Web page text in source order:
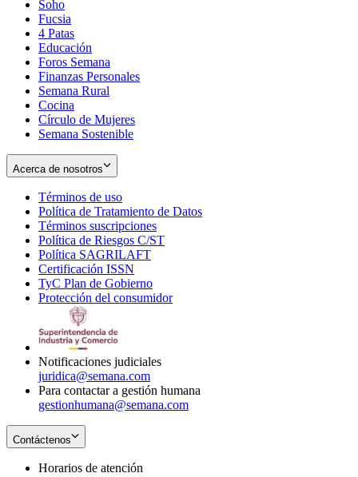
Soho
in
new
window
Fucsia
in
new
window
4 Patas
Educación
Foros Semana
Finanzas Personales
Semana Rural
Cocina
Círculo de Mujeres
Semana Sostenible
Acerca de nosotros
Términos de uso
in
new
window
Política de Tratamiento de Datos
Términos suscripciones
in
Política de Riesgos C/ST
Política SAGRILAFT
new
window
Certificación ISSN
in
new
TyC Plan de Gobierno
in
Protección del consumidorOpens
Notificaciones judiciales
juridica@semana.com
Para contactar a gestión humana
gestionhumana@semana.com
Contáctenos
Horarios de atención